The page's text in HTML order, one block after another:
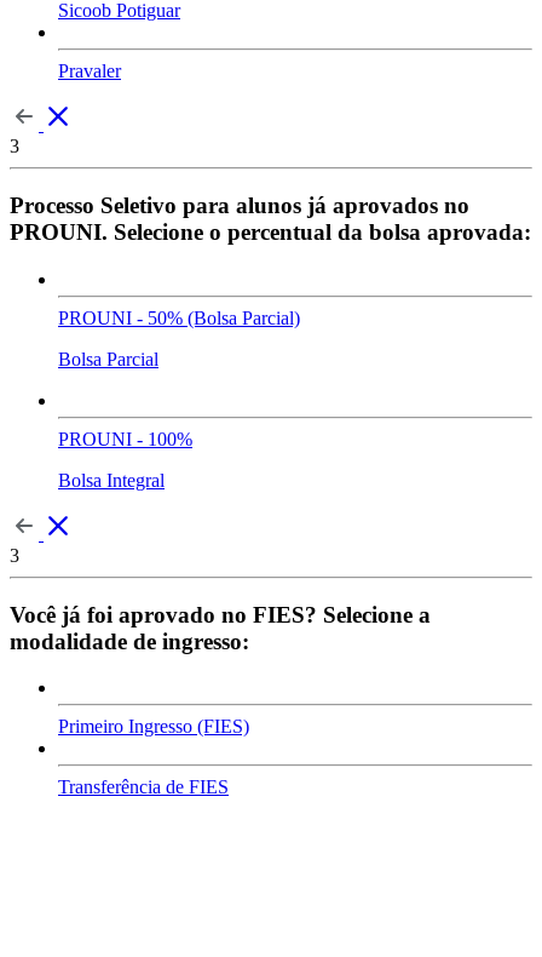
Sicoob Potiguar
Pravaler
3
Processo Seletivo para alunos já aprovados no
PROUNI. Selecione o percentual da bolsa aprovada:
PROUNI - 50% (Bolsa Parcial)
Bolsa Parcial
PROUNI - 100%
Bolsa Integral
3
Você já foi aprovado no FIES? Selecione a
modalidade de ingresso:
Primeiro Ingresso (FIES)
Transferência de FIES